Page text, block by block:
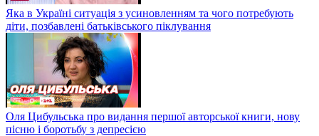
Яка в Україні ситуація з усиновленням та чого потребують
діти, позбавлені батьківського піклування
Оля Цибульська про видання першої авторської книги, нову
пісню і боротьбу з депресією